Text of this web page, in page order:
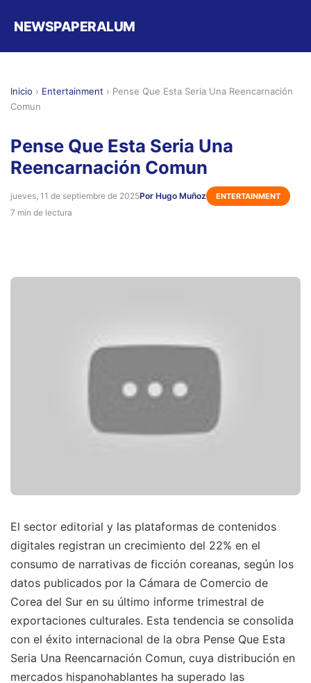
NEWSPAPERALUM
Inicio › Entertainment › Pense Que Esta Seria Una Reencarnación
Comun
Pense Que Esta Seria Una
Reencarnación Comun
jueves, 11 de septiembre de 2025Por Hugo Muñoz ENTERTAINMENT
7 min de lectura
El sector editorial y las plataformas de contenidos
digitales registran un crecimiento del 22% en el
consumo de narrativas de ficción coreanas, según los
datos publicados por la Cámara de Comercio de
Corea del Sur en su último informe trimestral de
exportaciones culturales. Esta tendencia se consolida
con el éxito internacional de la obra Pense Que Esta
Seria Una Reencarnación Comun, cuya distribución en
mercados hispanohablantes ha superado las